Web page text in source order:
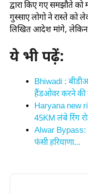
द्वारा किए गए समझौते
गुस्साए लोगो ने रास्ते को
लिखित आदेश मांगे, लेकिन
ये भी पढ़ें:
Bhiwadi :
हैंडओवर करने की
Haryana new
45KM लंबे रिंग
Alwar Bypass:
फंसी हरियाणा…